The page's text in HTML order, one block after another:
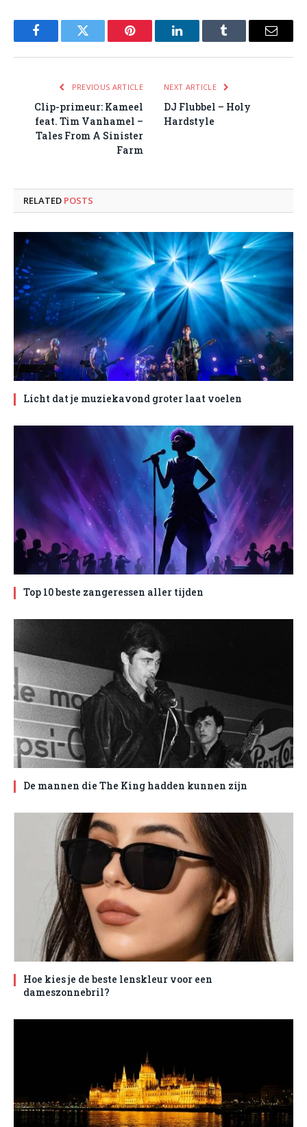
FacebookTwitter Pinterest LinkedInTumblr Email
PREVIOUS ARTICLE
Clip-primeur: Kameel
feat. Tim Vanhamel –
Tales From A Sinister
Farm
NEXT ARTICLE
DJ Flubbel – Holy
Hardstyle
RELATED POSTS
Licht dat je muziekavond groter laat voelen
Top 10 beste zangeressen aller tijden
De mannen die The King hadden kunnen zijn
Hoe kies je de beste lenskleur voor een
dameszonnebril?